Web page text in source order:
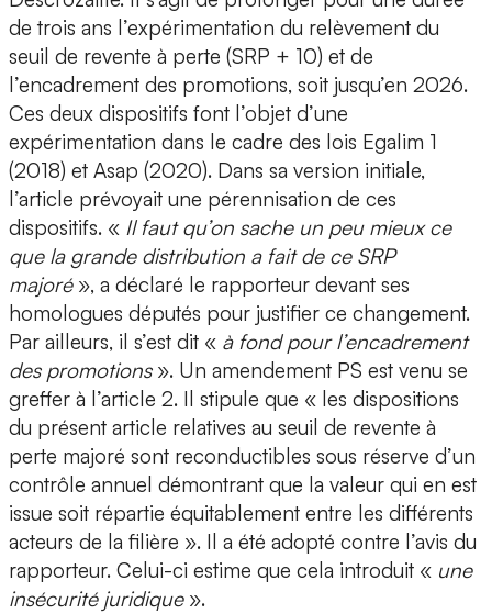
de trois ans l’expérimentation du relèvement du
seuil de revente à perte (SRP + 10) et de
l’encadrement des promotions, soit jusqu’en 2026.
Ces deux dispositifs font l’objet d’une
expérimentation dans le cadre des lois Egalim 1
(2018) et Asap (2020). Dans sa version initiale,
l’article prévoyait une pérennisation de ces
dispositifs. « Il faut qu’on sache un peu mieux ce
que la grande distribution a fait de ce SRP
majoré», a déclaré le rapporteur devant ses
homologues députés pour justifier ce changement.
Par ailleurs, il s’est dit « à fond pour l’encadrement
des promotions». Un amendement PS est venu se
greffer à l’article 2. Il stipule que « les dispositions
du présent article relatives au seuil de revente à
perte majoré sont reconductibles sous réserve d’un
contrôle annuel démontrant que la valeur qui en est
issue soit répartie équitablement entre les différents
acteurs de la filière ». Il a été adopté contre l’avis du
rapporteur. Celui-ci estime que cela introduit « une
insécurité juridique».